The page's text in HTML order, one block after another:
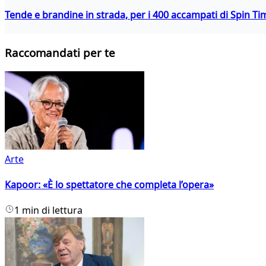
Tende e brandine in strada, per i 400 accampati di Spin
Raccomandati per te
Arte
Kapoor: «È lo spettatore che completa l’opera»
1 min di lettura